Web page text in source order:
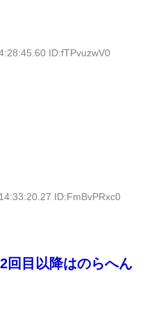
ID:fTPvuzwV0
ID:FmBvPRxc0
回目以降はのらへん